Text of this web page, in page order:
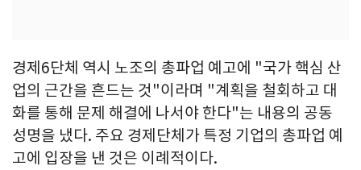
경제6단체 역시 노조의 총파업 예고에 "국가 핵심 산
업의 근간을 흔드는 것"이라며 "계획을 철회하고 대
화를 통해 문제 해결에 나서야 한다"는 내용의 공동
성명을 냈다. 주요 경제단체가 특정 기업의 총파업 예
고에 입장을 낸 것은 이례적이다.